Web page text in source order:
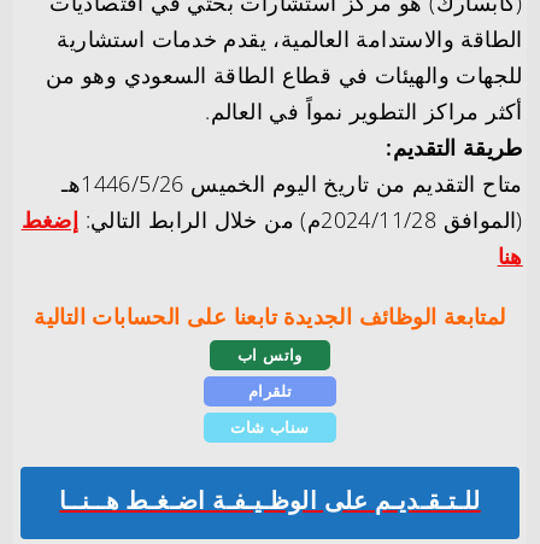
الطاقة والاستدامة العالمية، يقدم خدمات استشارية
للجهات والهيئات في قطاع الطاقة السعودي وهو من
أكثر مراكز التطوير نمواً في العالم.
طريقة التقديم:
متاح التقديم من تاريخ اليوم الخميس 1446/5/26هـ
(الموافق 2024/11/28م) من خلال الرابط التالي:
إضغط
هنا
لمتابعة الوظائف الجديدة تابعنا على الحسابات التالية
واتس اب
تلقرام
سناب شات
للـتـقـديـم على الوظـيـفـة اضـغـط هــنــا